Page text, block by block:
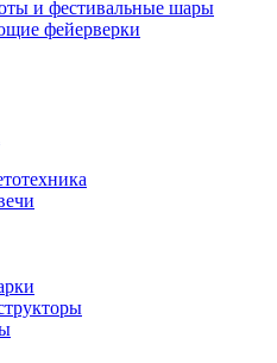
и фестивальные шары
фейерверки